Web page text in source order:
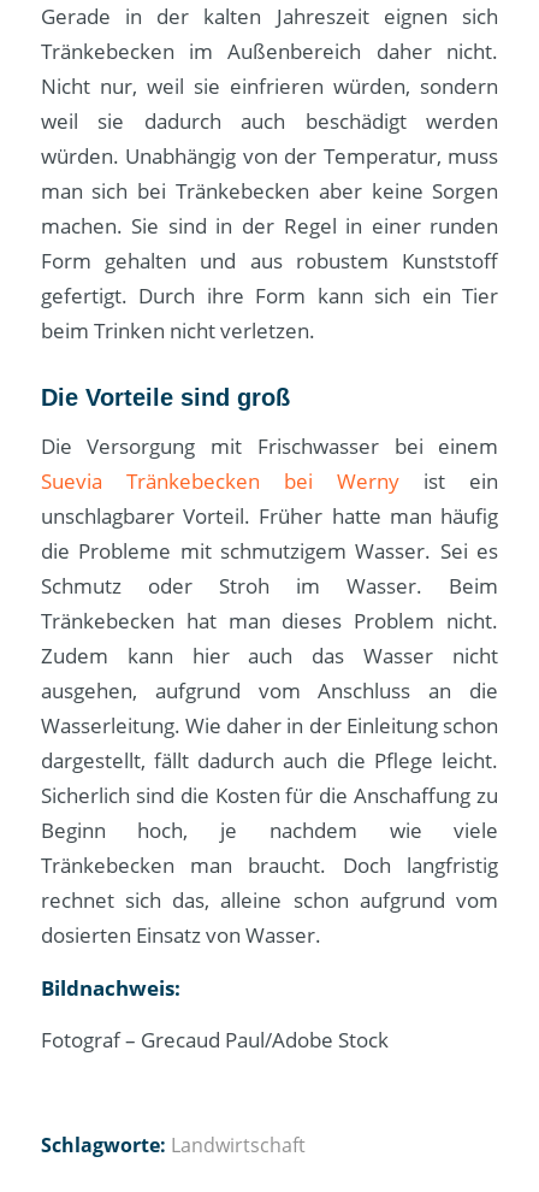
Gerade in der kalten Jahreszeit eignen sich
Tränkebecken im Außenbereich daher nicht.
Nicht nur, weil sie einfrieren würden, sondern
weil sie dadurch auch beschädigt werden
würden. Unabhängig von der Temperatur, muss
man sich bei Tränkebecken aber keine Sorgen
machen. Sie sind in der Regel in einer runden
Form gehalten und aus robustem Kunststoff
gefertigt. Durch ihre Form kann sich ein Tier
beim Trinken nicht verletzen.
Die Vorteile sind groß
Die Versorgung mit Frischwasser bei einem
Suevia Tränkebecken bei Werny ist ein
unschlagbarer Vorteil. Früher hatte man häufig
die Probleme mit schmutzigem Wasser. Sei es
Schmutz oder Stroh im Wasser. Beim
Tränkebecken hat man dieses Problem nicht.
Zudem kann hier auch das Wasser nicht
ausgehen, aufgrund vom Anschluss an die
Wasserleitung. Wie daher in der Einleitung schon
dargestellt, fällt dadurch auch die Pflege leicht.
Sicherlich sind die Kosten für die Anschaffung zu
Beginn hoch, je nachdem wie viele
Tränkebecken man braucht. Doch langfristig
rechnet sich das, alleine schon aufgrund vom
dosierten Einsatz von Wasser.
Bildnachweis:
Fotograf – Grecaud Paul/Adobe Stock
Schlagworte: Landwirtschaft